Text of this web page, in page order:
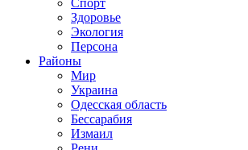
Спорт
Здоровье
Экология
Персона
Районы
Мир
Украина
Одесская область
Бессарабия
Измаил